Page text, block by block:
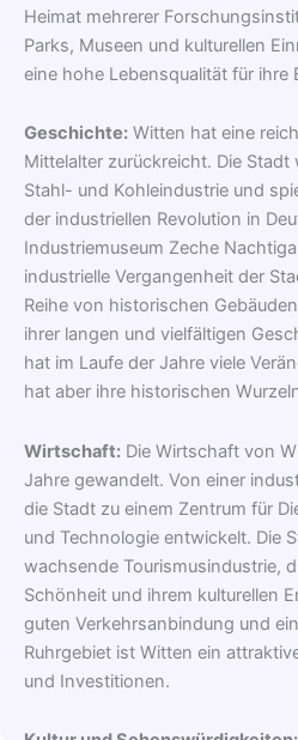
Heimat mehrerer
Parks, Museen und kulturellen
eine hohe Lebensqualität für ihre
Geschichte: Witten hat eine
Mittelalter zurückreicht. Die
Stahl- und Kohleindustrie und
der industriellen Revolution in
Industriemuseum Zeche
industrielle Vergangenheit der
Reihe von historischen
ihrer langen und vielfältigen
hat im Laufe der Jahre viele
hat aber ihre historischen
Wirtschaft: Die Wirtschaft von
Jahre gewandelt. Von einer
die Stadt zu einem Zentrum für
und Technologie entwickelt. Die
wachsende Tourismusindustrie,
Schönheit und ihrem kulturellen
guten Verkehrsanbindung und
Ruhrgebiet ist Witten ein
und Investitionen.